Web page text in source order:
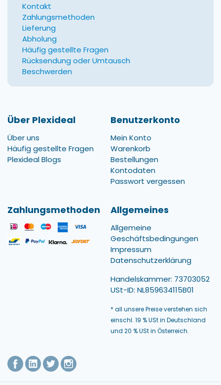
Kontakt
Zahlungsmethoden
Lieferung
Abholung
Häufig gestellte Fragen
Rücksendung oder Umtausch
Beschwerden
Über Plexideal
Über uns
Häufig gestellte Fragen
Plexideal Blogs
Benutzerkonto
Mein Konto
Warenkorb
Bestellungen
Kontodaten
Passwort vergessen
Zahlungsmethoden Allgemeines
Allgemeine
Geschäftsbedingungen
Impressum
Datenschutzerklärung
Handelskammer: 73703052
USt-ID: NL859634115B01
* all unsere Preise verstehen sich
einschl. 19 % USt in Deutschland
und 20 % USt in Österreich.